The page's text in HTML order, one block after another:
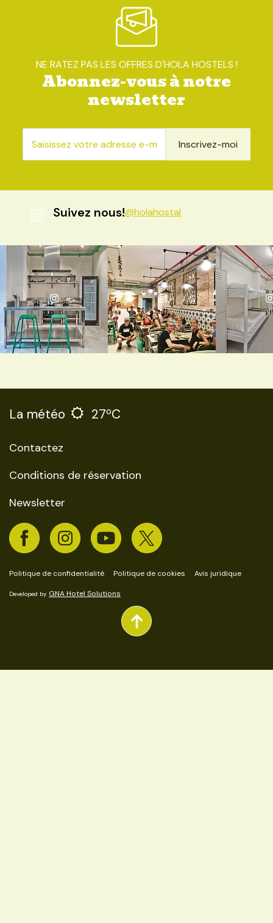
NE RATEZ PAS LES OFFRES D'HOLA HOSTELS !
Abonnez-vous à notre
newsletter
Inscrivez-moi
Suivez nous!@holahostal
La météo 27ºC
Contactez
Conditions de réservation
Newsletter
Developed by GNA Hotel Solutions
Politique de confidentialité Politique de cookies Avis juridique